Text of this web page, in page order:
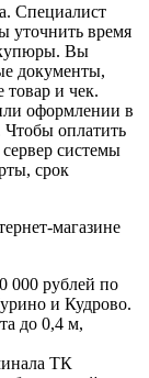
Специалист
уточнить время
купюры. Вы
документы,
товар и чек.
оформлении в
Чтобы оплатить
системы
срок
магазине
000 рублей по
и Кудрово.
до 0,4 м,
ТК